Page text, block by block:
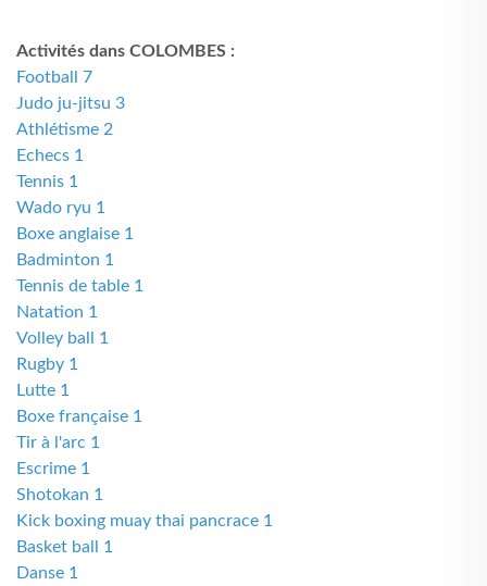
Activités dans COLOMBES :
Football 7
Judo ju-jitsu 3
Athlétisme 2
Echecs 1
Tennis 1
Wado ryu 1
Boxe anglaise 1
Badminton 1
Tennis de table 1
Natation 1
Volley ball 1
Rugby 1
Lutte 1
Boxe française 1
Tir à l'arc 1
Escrime 1
Shotokan 1
Kick boxing muay thai pancrace 1
Basket ball 1
Danse 1